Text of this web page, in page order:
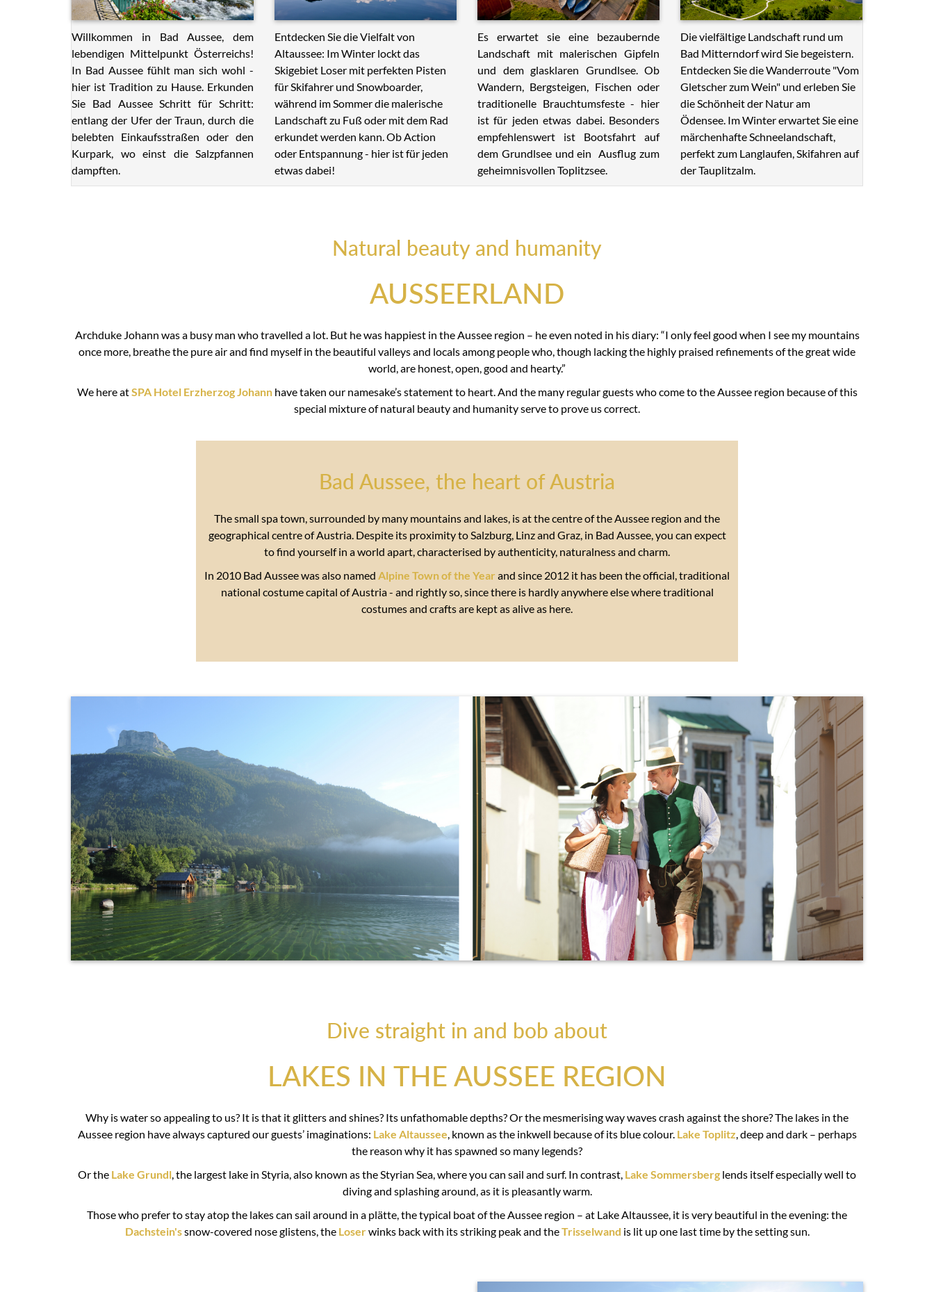
Willkommen in Bad Aussee, dem
lebendigen Mittelpunkt Österreichs!
In Bad Aussee fühlt man sich wohl -
hier ist Tradition zu Hause. Erkunden
Sie Bad Aussee Schritt für Schritt:
entlang der Ufer der Traun, durch die
belebten Einkaufsstraßen oder den
Kurpark, wo einst die Salzpfannen
dampften.
Entdecken Sie die Vielfalt von
Altaussee: Im Winter lockt das
Skigebiet Loser mit perfekten Pisten
für Skifahrer und Snowboarder,
während im Sommer die malerische
Landschaft zu Fuß oder mit dem Rad
erkundet werden kann. Ob Action
oder Entspannung - hier ist für jeden
etwas dabei!
Es erwartet sie eine bezaubernde
Landschaft mit malerischen Gipfeln
und dem glasklaren Grundlsee. Ob
Wandern, Bergsteigen, Fischen oder
traditionelle Brauchtumsfeste - hier
ist für jeden etwas dabei. Besonders
empfehlenswert ist Bootsfahrt auf
dem Grundlsee und ein Ausflug zum
geheimnisvollen Toplitzsee.
Die vielfältige Landschaft rund um
Bad Mitterndorf wird Sie begeistern.
Entdecken Sie die Wanderroute "Vom
Gletscher zum Wein" und erleben Sie
die Schönheit der Natur am
Ödensee. Im Winter erwartet Sie eine
märchenhafte Schneelandschaft,
perfekt zum Langlaufen, Skifahren auf
der Tauplitzalm.
Natural beauty and humanity
AUSSEERLAND
Archduke Johann was a busy man who travelled a lot. But he was happiest in the Aussee region – he even noted in his diary: “I only feel good when I see my mountains
once more, breathe the pure air and find myself in the beautiful valleys and locals among people who, though lacking the highly praised refinements of the great wide
world, are honest, open, good and hearty.”
We here atSPA Hotel Erzherzog Johannhave taken our namesake’s statement to heart. And the many regular guests who come to the Aussee region because of this
special mixture of natural beauty and humanity serve to prove us correct.
Bad Aussee, the heart of Austria
The small spa town, surrounded by many mountains and lakes, is at the centre of the Aussee region and the
geographical centre of Austria. Despite its proximity to Salzburg, Linz and Graz, in Bad Aussee, you can expect
to find yourself in a world apart, characterised by authenticity, naturalness and charm.
In 2010 Bad Aussee was also named Alpine Town of the Year and since 2012 it has been the official, traditional
national costume capital of Austria - and rightly so, since there is hardly anywhere else where traditional
costumes and crafts are kept as alive as here.
Dive straight in and bob about
LAKES IN THE AUSSEE REGION
Why is water so appealing to us? It is that it glitters and shines? Its unfathomable depths? Or the mesmerising way waves crash against the shore? The lakes in the
Aussee region have always captured our guests’ imaginations: Lake Altaussee, known as the inkwell because of its blue colour. Lake Toplitz, deep and dark – perhaps
the reason why it has spawned so many legends?
Or the Lake Grundl, the largest lake in Styria, also known as the Styrian Sea, where you can sail and surf. In contrast, Lake Sommersberg lends itself especially well to
diving and splashing around, as it is pleasantly warm.
Those who prefer to stay atop the lakes can sail around in a plätte, the typical boat of the Aussee region – at Lake Altaussee, it is very beautiful in the evening: the
Dachstein'ssnow-covered nose glistens, the Loserwinks back with its striking peak and theTrisselwand is lit up one last time by the setting sun.